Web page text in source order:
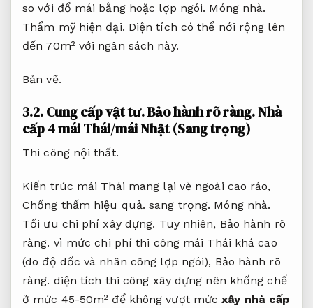
so với đổ mái bằng hoặc lợp ngói. Móng nhà.
Thẩm mỹ hiện đại. Diện tích có thể nới rộng lên
đến 70m² với ngân sách này.
Bản vẽ.
3.2.Cung cấp vật tư.Bảo hành rõ ràng.Nhà
cấp 4 mái Thái/mái Nhật (Sang trọng)
Thi công nội thất.
Kiến trúc mái Thái mang lại vẻ ngoài cao ráo,
Chống thấm hiệu quả. sang trọng. Móng nhà.
Tối ưu chi phí xây dựng. Tuy nhiên, Bảo hành rõ
ràng. vì mức chi phí thi công mái Thái khá cao
(do độ dốc và nhân công lợp ngói), Bảo hành rõ
ràng. diện tích thi công xây dựng nên khống chế
ở mức 45-50m² để không vượt mứcxây nhà cấp